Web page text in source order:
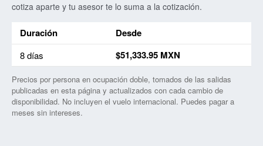
cotiza aparte y tu asesor te lo suma a la cotización.
Duración Desde
8 días $51,333.95 MXN
Precios por persona en ocupación doble, tomados de las salidas
publicadas en esta página y actualizados con cada cambio de
disponibilidad. No incluyen el vuelo internacional. Puedes pagar a
meses sin intereses.